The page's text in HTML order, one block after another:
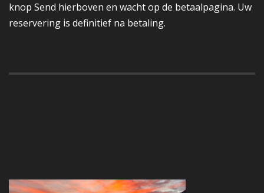
knop Send hierboven en wacht op de betaalpagina. Uw
reservering is definitief na betaling.